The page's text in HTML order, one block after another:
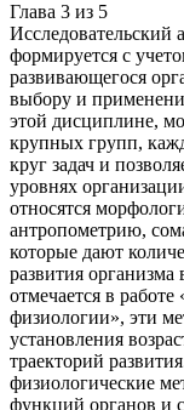
Глава 3 из 5
Исследовательский
формируется с
развивающегося
выбору и
этой дисциплине,
крупных групп,
круг задач и
уровнях
относятся
антропометрию,
которые дают
развития
отмечается в
физиологии», эти
установления
траекторий
физиологические
функций органов и